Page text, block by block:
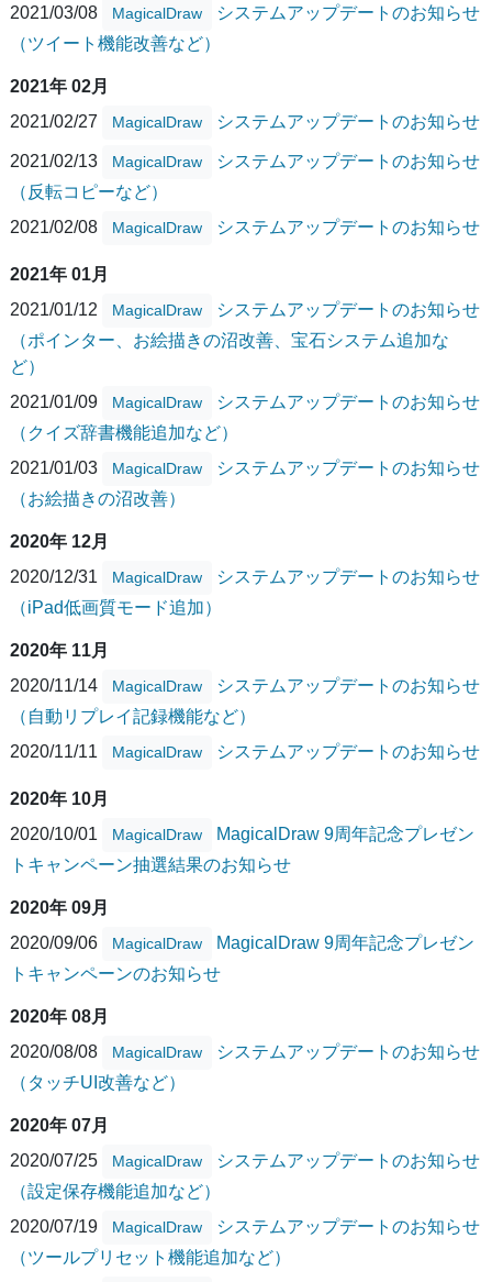
2021/03/08
MagicalDraw
システムアップデートのお知らせ
（ツイート機能改善など）
2021年 02月
2021/02/27
MagicalDraw システムアップデートのお知らせ
2021/02/13 MagicalDraw
システムアップデートのお知らせ
（反転コピーなど）
2021/02/08
MagicalDraw システムアップデートのお知らせ
2021年 01月
2021/01/12
MagicalDraw
システムアップデートのお知らせ
（ポインター、お絵描きの沼改善、宝石システム追加な
ど）
2021/01/09
MagicalDraw
システムアップデートのお知らせ
（クイズ辞書機能追加など）
2021/01/03
MagicalDraw
システムアップデートのお知らせ
（お絵描きの沼改善）
2020年 12月
2020/12/31
MagicalDraw
システムアップデートのお知らせ
（iPad低画質モード追加）
2020年 11月
2020/11/14
MagicalDraw
システムアップデートのお知らせ
（自動リプレイ記録機能など）
2020/11/11
MagicalDraw システムアップデートのお知らせ
2020年 10月
2020/10/01
MagicalDraw
MagicalDraw 9周年記念プレゼン
トキャンペーン抽選結果のお知らせ
2020年 09月
2020/09/06
MagicalDraw
MagicalDraw 9周年記念プレゼン
トキャンペーンのお知らせ
2020年 08月
2020/08/08
MagicalDraw
システムアップデートのお知らせ
（タッチUI改善など）
2020年 07月
2020/07/25
MagicalDraw
システムアップデートのお知らせ
（設定保存機能追加など）
2020/07/19
MagicalDraw
システムアップデートのお知らせ
（ツールプリセット機能追加など）